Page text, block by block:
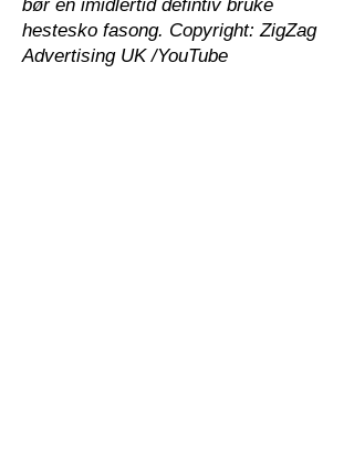
bør en imidlertid defintiv bruke
hestesko fasong. Copyright: ZigZag
Advertising UK /YouTube